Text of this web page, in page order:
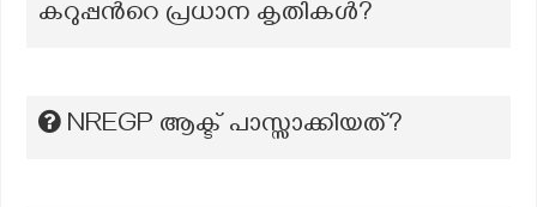
കറുപ്പന്‍റെ പ്രധാന കൃതികൾ?
NREGP ആക്ട് പാസ്സാക്കിയത്?